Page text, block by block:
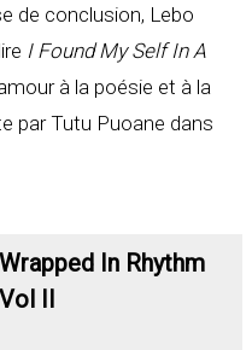
de conclusion, Lebo
I Found My Self In A
à la poésie et à la
par Tutu Puoane dans
Wrapped In Rhythm
Vol II